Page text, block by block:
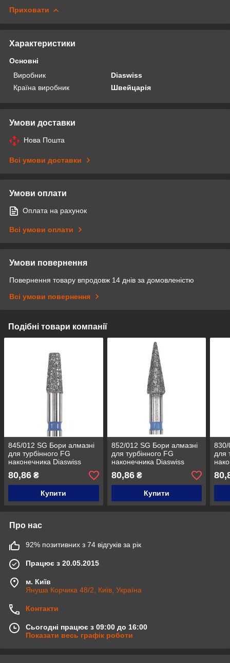
Приховати
Характеристики
Основні
Виробник
Diaswiss
Країна виробник
Швейцарія
Умови доставки
Нова Пошта
Всі умови доставки
Умови оплати
Оплата на рахунок
Всі умови оплати
Умови повернення
Повернення товару впродовж 14 днів за домовленістю
Всі умови повернення
Подібні товари компанії
845/012 SG Бори алмазні
для турбінного FG
наконечника Diaswiss
Diaswiss (Діасвісс)
Швейцарія , цін/кат 1
80,86 ₴
Купити
852/012 SG Бори алмазні
для турбінного FG
наконечника Diaswiss
Diaswiss (Діасвісс)
Швейцарія , цін/кат 1
80,86₴
Купити
830/
для
Про нас
92% позитивних з 74 відгуків за рік
Працює з 20.05.2015
м. Київ
Януша Корчика 48/2, Київ, Україна
Контакти
Сьогодні працює з 09:00 до 16:00
Показати весь графік роботи